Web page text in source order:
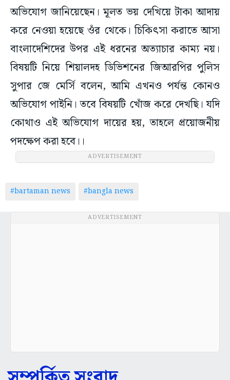
অভিযোগ জানিয়েছেন। মূলত ভয় দেখিয়ে টাকা আদায়
করে নেওয়া হয়েছে ওঁর থেকে। চিকিৎসা করাতে আসা
বাংলাদেশিদের উপর এই ধরনের অত্যাচার কাম্য নয়।
বিষয়টি নিয়ে শিয়ালদহ ডিভিশনের জিআরপির পুলিস
সুপার জে মের্সি বলেন, আমি এখনও পর্যন্ত কোনও
অভিযোগ পাইনি। তবে বিষয়টি খোঁজ করে দেখছি। যদি
কোথাও এই অভিযোগ দায়ের হয়, তাহলে প্রয়োজনীয়
পদক্ষেপ করা হবে।।
ADVERTISEMENT
#bartaman news #bangla news
ADVERTISEMENT